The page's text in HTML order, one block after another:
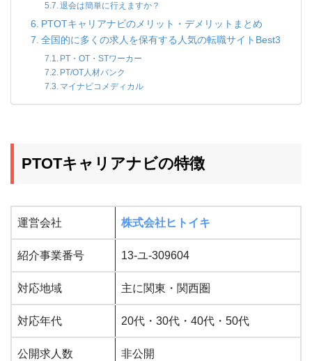
退会は簡単に行えますか？
PTOTキャリアナビのメリット・デメリットまとめ
全国的に多くの求人を保有する人気の転職サイトBest3
PT・OT・STワーカー
PT/OT人材バンク
マイナビコメディカル
PTOTキャリアナビの特徴
運営会社 株式会社ヒトイキ
紹介事業番号 13-ユ-309604
対応地域 主に関東・関西圏
対応年代 20代・30代・40代・50代
公開求人数 非公開